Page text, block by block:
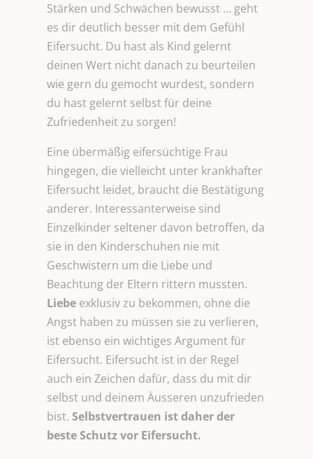
Stärken und Schwächen bewusst … geht
es dir deutlich besser mit dem Gefühl
Eifersucht. Du hast als Kind gelernt
deinen Wert nicht danach zu beurteilen
wie gern du gemocht wurdest, sondern
du hast gelernt selbst für deine
Zufriedenheit zu sorgen!
Eine übermäßig eifersüchtige Frau
hingegen, die vielleicht unter krankhafter
Eifersucht leidet, braucht die Bestätigung
anderer. Interessanterweise sind
Einzelkinder seltener davon betroffen, da
sie in den Kinderschuhen nie mit
Geschwistern um die Liebe und
Beachtung der Eltern rittern mussten.
Liebe exklusiv zu bekommen, ohne die
Angst haben zu müssen sie zu verlieren,
ist ebenso ein wichtiges Argument für
Eifersucht. Eifersucht ist in der Regel
auch ein Zeichen dafür, dass du mit dir
selbst und deinem Äusseren unzufrieden
bist.Selbstvertrauen ist daher der
beste Schutz vor Eifersucht.